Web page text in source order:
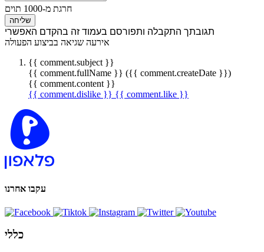
חרגת מ-1000 תוים
שליחה
תגובתך התקבלה ותפורסם בעמוד זה בהקדם האפשרי
אירעה שגיאה בביצוע הפעולה
{{ comment.subject }}
{{ comment.fullName }} ({{ comment.createDate }})
{{ comment.content }}
{{ comment.dislike }} {{ comment.like }}
עקבו אחרנו
כללי